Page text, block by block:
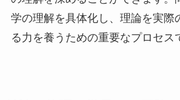
学の理解を具体化し、理論を実際
る力を養うための重要なプロセス